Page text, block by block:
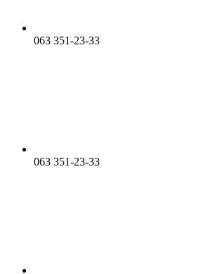
063 351-23-33
063 351-23-33